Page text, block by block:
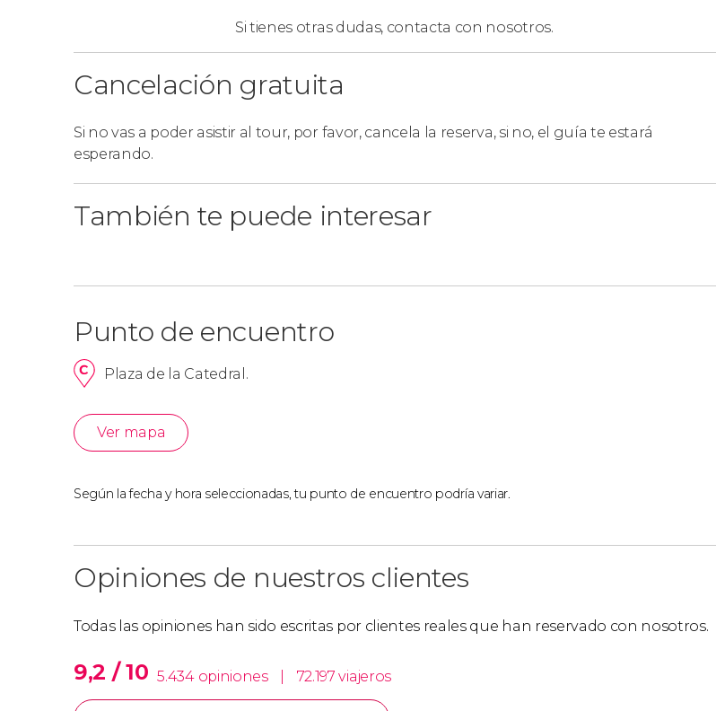
Si tienes otras dudas, contacta con nosotros.
Cancelación gratuita
Si no vas a poder asistir al tour, por favor, cancela la reserva, si no, el guía te estará
esperando.
También te puede interesar
Punto de encuentro
Plaza de la Catedral.
Ver mapa
Según la fecha y hora seleccionadas, tu punto de encuentro podría variar.
Opiniones de nuestros clientes
Todas las opiniones han sido escritas por clientes reales que han reservado con nosotros.
9,2 / 10 5.434 opiniones 72.197 viajeros